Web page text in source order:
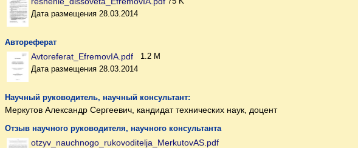
Дата размещения 28.03.2014
Автореферат
Avtoreferat_EfremovIA.pdf
Дата размещения 28.03.2014
1.2 M
Научный руководитель, научный консультант:
Меркутов Александр Сергеевич, кандидат технических наук, доцент
Отзыв научного руководителя, научного консультанта
otzyv_nauchnogo_rukovoditelja_MerkutovAS.pdf